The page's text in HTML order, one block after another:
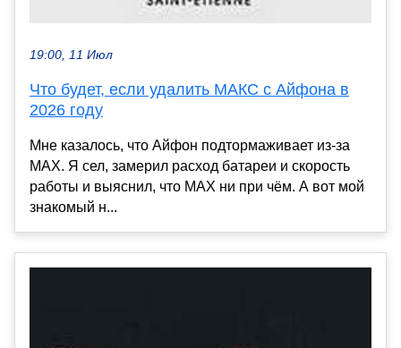
19:00, 11 Июл
Что будет, если удалить МАКС с Айфона в
2026 году
Мне казалось, что Айфон подтормаживает из-за
MAX. Я сел, замерил расход батареи и скорость
работы и выяснил, что MAX ни при чём. А вот мой
знакомый н...